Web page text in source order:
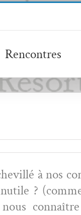
Rencontres
à nos
?